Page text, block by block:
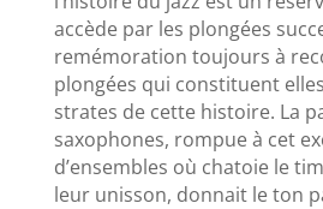
accède par les plongées
remémoration toujours à
plongées qui constituent
strates de cette histoire. La
saxophones, rompue à cet
d’ensembles où chatoie le
leur unisson, donnait le ton